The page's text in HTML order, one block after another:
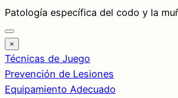
Saltar
al
contenido
Patología específica del codo y la
×
Técnicas de Juego
Prevención de Lesiones
Equipamiento Adecuado